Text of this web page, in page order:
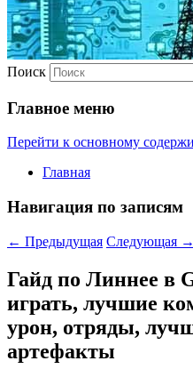
Поиск
Главное меню
Перейти к основному
Главная
Навигация по записям
← Предыдущая Следующая →
Гайд по Линнее в
играть, лучшие
урон, отряды,
артефакты